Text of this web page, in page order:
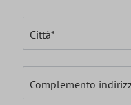
Città*
Complemento